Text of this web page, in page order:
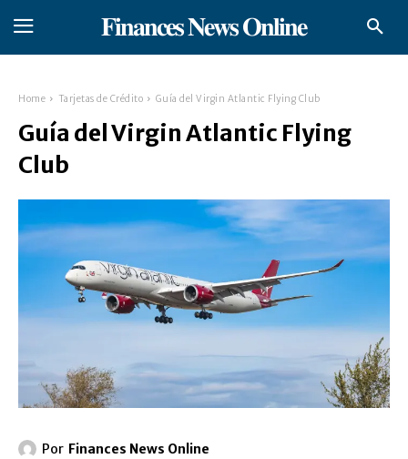
𝐅𝐢𝐧𝐚𝐧𝐜𝐞𝐬 𝐍𝐞𝐰𝐬 𝐎𝐧𝐥𝐢𝐧𝐞
Home Tarjetas de Crédito Guía del Virgin Atlantic Flying Club
Guía del Virgin Atlantic Flying
Club
Por Finances News Online